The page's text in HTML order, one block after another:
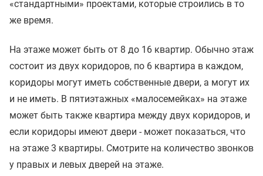
«стандартными» проектами, которые строились в то
же время.
На этаже может быть от 8 до 16 квартир. Обычно этаж
состоит из двух коридоров, по 6 квартира в каждом,
коридоры могут иметь собственные двери, а могут их
и не иметь. В пятиэтажных «малосемейках» на этаже
может быть также квартира между двух коридоров, и
если коридоры имеют двери - может показаться, что
на этаже 3 квартиры. Смотрите на количество звонков
у правых и левых дверей на этаже.